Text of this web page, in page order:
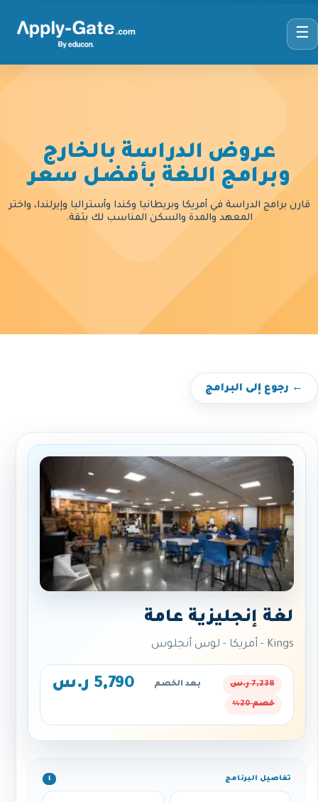
☰
عروض الدراسة بالخارج
وبرامج اللغة بأفضل سعر
قارن برامج الدراسة في أمريكا وبريطانيا وكندا وأستراليا وإيرلندا، واختر
المعهد والمدة والسكن المناسب لك بثقة.
← رجوع إلى البرامج
لغة إنجليزية عامة
Kings - أمريكا - لوس أنجلوس
7,238 ر.س بعد الخصم 5,790 ر.س
خصم 20%
تفاصيل البرنامج ℹ️